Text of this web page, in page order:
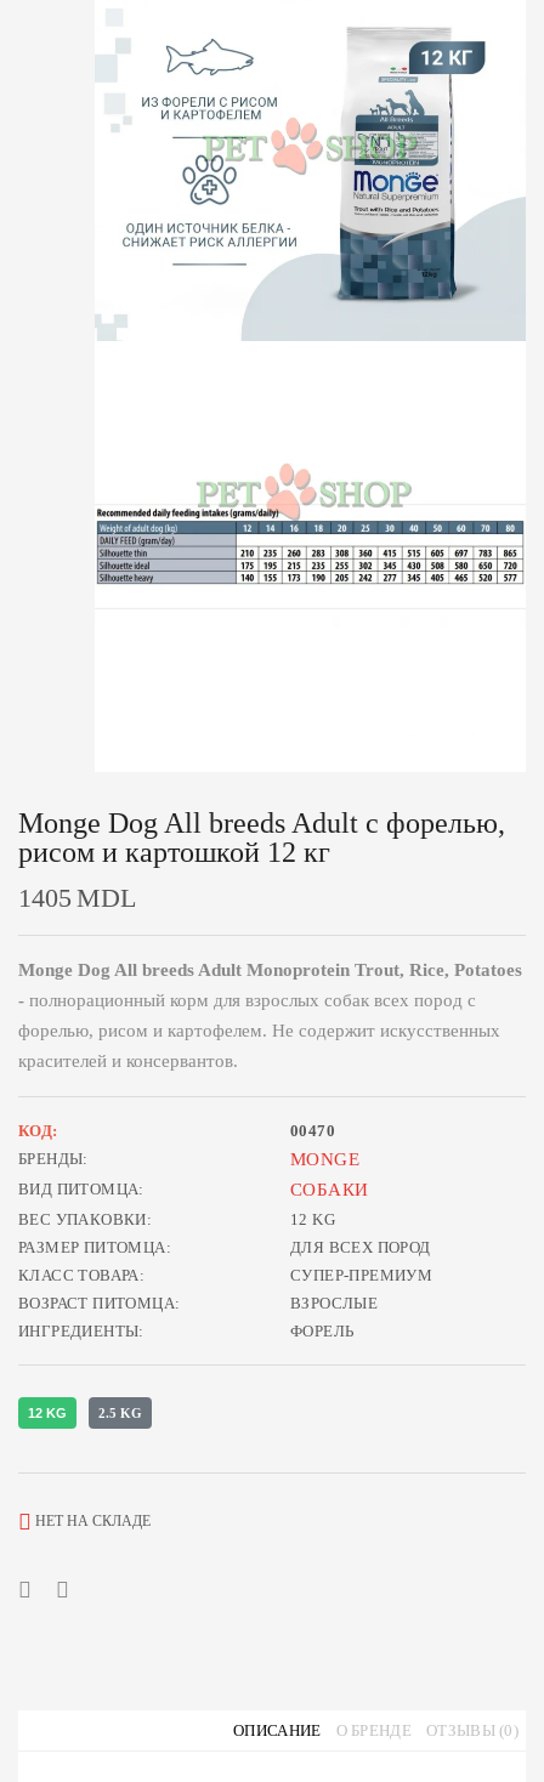
Monge Dog All breeds Adult c форелью,
рисом и картошкой 12 кг
1405 MDL
Monge Dog All breeds Adult Monoprotein Trout, Rice, Potatoes
- полнорационный корм для взрослых собак всех пород с
форелью, рисом и картофелем. Не содержит искусственных
красителей и консервантов.
КОД:
00470
БРЕНДЫ:
MONGE
ВИД ПИТОМЦА: СОБАКИ
ВЕС УПАКОВКИ:
12 KG
РАЗМЕР ПИТОМЦА:
ДЛЯ ВСЕХ ПОРОД
КЛАСС ТОВАРА:
СУПЕР-ПРЕМИУМ
ВОЗРАСТ ПИТОМЦА:
ВЗРОСЛЫЕ
ИНГРЕДИЕНТЫ:
ФОРЕЛЬ
12 KG 2.5 KG
НЕТ НА СКЛАДЕ
ОПИСАНИЕ О БРЕНДЕ ОТЗЫВЫ (0)